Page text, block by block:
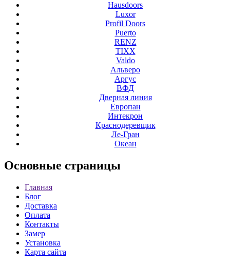
Hausdoors
Luxor
Profil Doors
Puerto
RENZ
TIXX
Valdo
Альверо
Аргус
ВФД
Дверная линия
Европан
Интекрон
Краснодеревщик
Ле-Гран
Океан
Основные страницы
Главная
Блог
Доставка
Оплата
Контакты
Замер
Установка
Карта сайта